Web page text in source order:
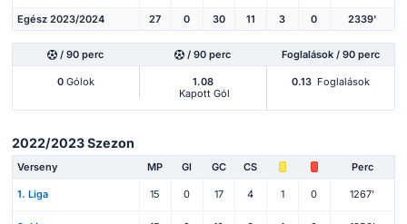
Egész 2023/2024 27 0 30 11 3 0 2339'
/ 90 perc / 90 perc Foglalások / 90 perc
0Gólok
1.08
Kapott Gól
0.13 Foglalások
2022/2023 Szezon
Verseny MP Gl GC CS Perc
1. Liga 15 0 17 4 1 0 1267'